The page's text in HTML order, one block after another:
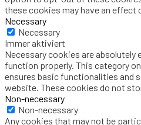
these cookies may have an effect
Necessary
Necessary
Immer aktiviert
Necessary cookies are
function properly. This category
ensures basic functionalities and
website. These cookies do not
Non-necessary
Non-necessary
Any cookies that may not be